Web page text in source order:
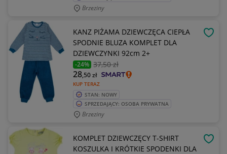
Brzeziny
KANZ PIŻAMA DZIEWCZĘCA CIEPŁA
SPODNIE BLUZA KOMPLET DLA
DZIEWCZYNKI 92cm 2+
-24% 37,50 zł
KUP TERAZ
28,50zł
STAN: NOWY
SPRZEDAJĄCY: OSOBA PRYWATNA
Brzeziny
KOMPLET DZIEWCZĘCY T-SHIRT
KOSZULKA I KRÓTKIE SPODENKI DLA